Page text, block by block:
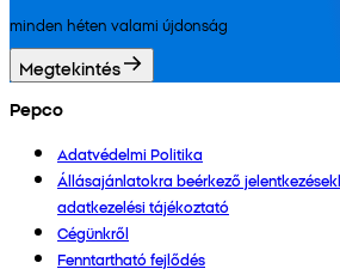
minden héten valami újdonság
Megtekintés
Pepco
Adatvédelmi Politika
Állásajánlatokra beérkező
adatkezelési tájékoztató
Cégünkről
Fenntartható fejlődés